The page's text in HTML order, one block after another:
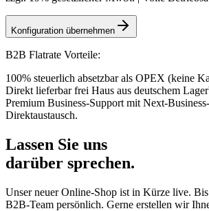
Konfiguration übernehmen
B2B Flatrate Vorteile:
100% steuerlich absetzbar als OPEX (keine
Direkt lieferbar frei Haus aus deutschem
Premium Business-Support mit Next-
Direktaustausch.
Lassen Sie uns
darüber sprechen.
Unser neuer Online-Shop ist in Kürze live.
B2B-Team persönlich. Gerne erstellen wir